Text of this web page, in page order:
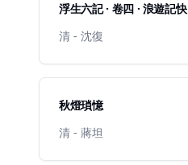
浮生六記 · 卷四 · 浪遊記快
清 - 沈復
秋燈瑣憶
清 - 蔣坦